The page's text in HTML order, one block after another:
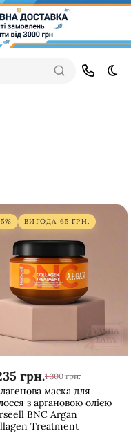
ВИГОДА 65 ГРН.
грн.1 300 грн.
маска для
з аргановою олією
BNC Argan
Treatment